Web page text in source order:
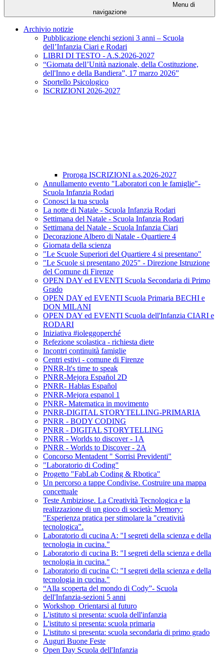
Menu di
navigazione
Archivio notizie
Pubblicazione elenchi sezioni 3 anni – Scuola
dell’Infanzia Ciari e Rodari
LIBRI DI TESTO - A.S.2026-2027
“Giornata dell’Unità nazionale, della Costituzione,
dell'Inno e della Bandiera”, 17 marzo 2026”
Sportello Psicologico
ISCRIZIONI 2026-2027
Proroga ISCRIZIONI a.s.2026-2027
Annullamento evento "Laboratori con le famiglie"-
Scuola Infanzia Rodari
Conosci la tua scuola
La notte di Natale - Scuola Infanzia Rodari
Settimana del Natale - Scuola Infanzia Rodari
Settimana del Natale - Scuola Infanzia Ciari
Decorazione Albero di Natale - Quartiere 4
Giornata della scienza
"Le Scuole Superiori del Quartiere 4 si presentano"
"Le Scuole si presentano 2025" - Direzione Istruzione
del Comune di Firenze
OPEN DAY ed EVENTI Scuola Secondaria di Primo
Grado
OPEN DAY ed EVENTI Scuola Primaria BECHI e
DON MILANI
OPEN DAY ed EVENTI Scuola dell'Infanzia CIARI e
RODARI
Iniziativa #ioleggoperché
Refezione scolastica - richiesta diete
Incontri continuità famiglie
Centri estivi - comune di Firenze
PNRR-It's time to speak
PNRR-Mejora Español 2D
PNRR- Hablas Español
PNRR-Mejora espanol 1
PNRR- Matematica in movimento
PNRR-DIGITAL STORYTELLING-PRIMARIA
PNRR - BODY CODING
PNRR - DIGITAL STORYTELLING
PNRR - Worlds to discover - 1A
PNRR - Worlds to Discover - 2A
Concorso Mentadent " Sorrisi Previdenti"
"Laboratorio di Coding"
Progetto "FabLab Coding & Rbotica"
Un percorso a tappe Condivise. Costruire una mappa
concettuale
Teste Ambiziose. La Creatività Tecnologica e la
realizzazione di un gioco di società: Memory:
"Esperienza pratica per stimolare la "creatività
tecnologica".
Laboratorio di cucina A: "I segreti della scienza e della
tecnologia in cucina."
Laboratorio di cucina B: "I segreti della scienza e della
tecnologia in cucina."
Laboratorio di cucina C: "I segreti della scienza e della
tecnologia in cucina."
“Alla scoperta del mondo di Cody”- Scuola
dell'Infanzia-sezioni 5 anni
Workshop_Orientarsi al futuro
L'istituto si presenta: scuola dell'infanzia
L'istituto si presenta: scuola primaria
L'istituto si presenta: scuola secondaria di primo grado
Auguri Buone Feste
Open Day Scuola dell'Infanzia